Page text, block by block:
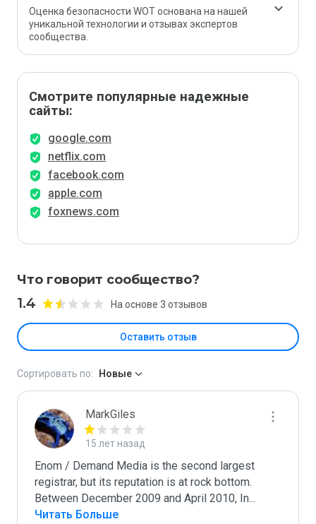
Оценка безопасности WOT основана на нашей
уникальной технологии и отзывах экспертов
сообщества.
Смотрите популярные надежные
сайты:
google.com
netflix.com
facebook.com
apple.com
foxnews.com
Что говорит сообщество?
1.4 На основе 3 отзывов
Оставить отзыв
Сортировать по: Новые
MarkGiles
15 лет назад
Enom / Demand Media is the second largest
registrar, but its reputation is at rock bottom.
Between December 2009 and April 2010, In...
Читать Больше